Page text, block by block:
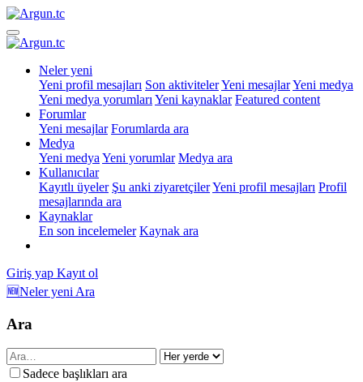
Neler yeni
Yeni profil mesajları Son aktivitelerYeni mesajlarYeni medya
Yeni medya yorumları Yeni kaynaklar Featured content
Forumlar
Yeni mesajlar Forumlarda ara
Medya
Yeni medya Yeni yorumlar Medya ara
Kullanıcılar
Kayıtlı üyeler Şu anki ziyaretçilerYeni profil mesajları Profil
mesajlarında ara
Kaynaklar
En son incelemeler Kaynak ara
Giriş yap Kayıt ol
🆕Neler yeni Ara
Ara
Sadece başlıkları ara